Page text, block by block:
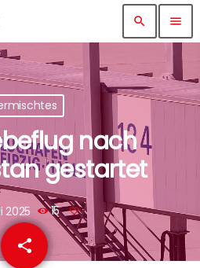
search menu
nach
gestartet
2025 15
share
email